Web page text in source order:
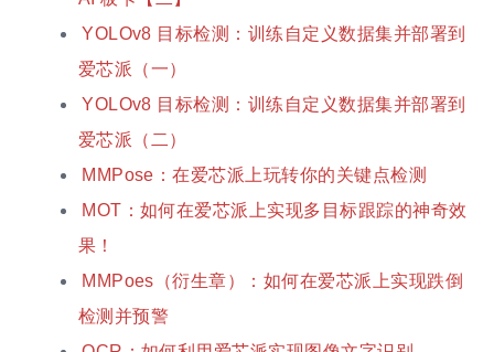
YOLOv8 目标检测：训练自定义数据集并部署到
爱芯派（一）
YOLOv8 目标检测：训练自定义数据集并部署到
爱芯派（二）
MMPose：在爱芯派上玩转你的关键点检测
MOT：如何在爱芯派上实现多目标跟踪的神奇效
果！
MMPoes（衍生章）：如何在爱芯派上实现跌倒
检测并预警